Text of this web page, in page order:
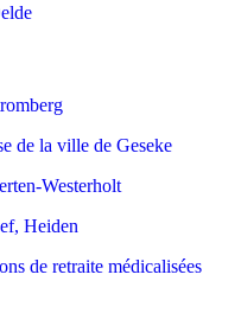
de la ville de Geseke
Westerholt
Heiden
de retraite médicalisées